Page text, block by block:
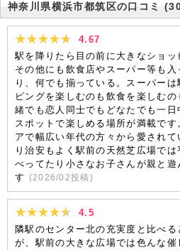
神奈川県横浜市都筑区の口コミ
4.67
駅を降りたら目の前に大きなショッ
その他にも飲食店やスーパー等も
り、何でも揃っている。スーパー
ピングを楽しむのも飲食を楽しむ
緒でも恋人同士でもどなたでも一
スポットで楽しめる場所が満載です
アで幅広い年代の方々から愛され
り治安もよく駅前の天然芝広場で
べってたり小さなお子さんが親と
す (2026/02投稿)
4.5
隣駅のセンター北の充実度と比べ
が、駅前の大きな広場では色んな